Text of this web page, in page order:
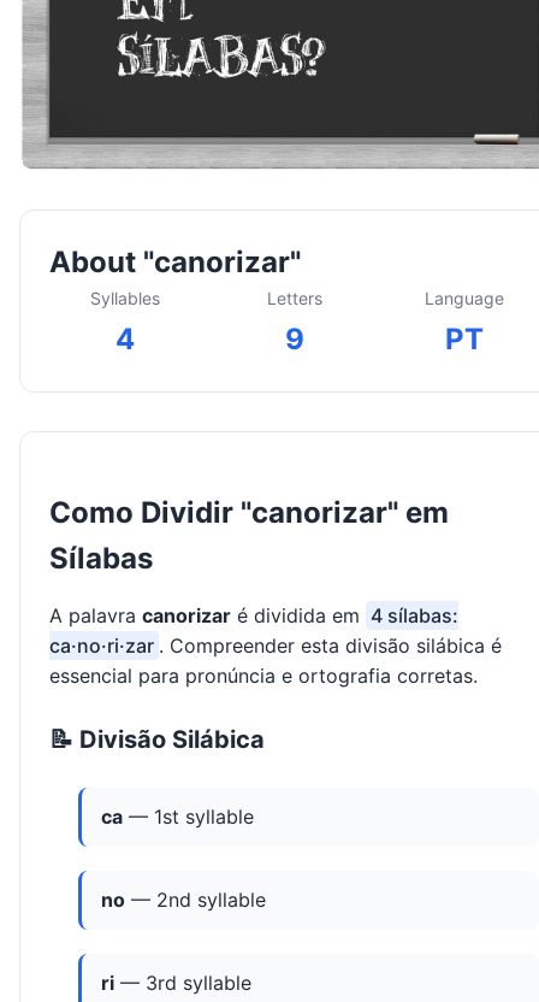
About "canorizar"
Syllables
4
Letters
9
Language
PT
Como Dividir "canorizar" em
Sílabas
A palavra canorizar é dividida em 4 sílabas:
ca·no·ri·zar . Compreender esta divisão silábica é
essencial para pronúncia e ortografia corretas.
📝 Divisão Silábica
ca — 1st syllable
no — 2nd syllable
ri — 3rd syllable